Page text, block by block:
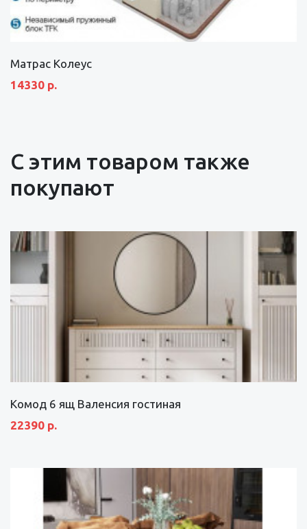
Матрас Колеус
14330 р.
С этим товаром также
покупают
Комод 6 ящ Валенсия гостиная
22390 р.